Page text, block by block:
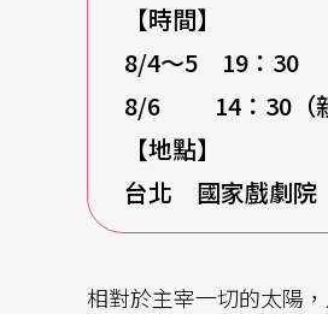
【時間】
8/4～5 19：30
8/6 14：30（親
【地點】
台北 國家戲劇院
相對於主宰一切的太陽